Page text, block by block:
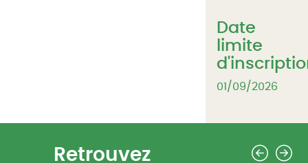
Date
limite
01/09/2026
Retrouvez